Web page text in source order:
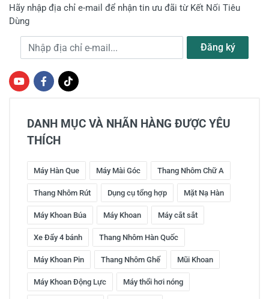
Hãy nhập địa chỉ e-mail để nhận tin ưu đãi từ Kết Nối Tiêu
Dùng
Địa chỉ e-mail Đăng ký
DANH MỤC VÀ NHÃN HÀNG ĐƯỢC YÊU
THÍCH
Máy Hàn Que Máy Mài Góc Thang Nhôm Chữ A
Thang Nhôm Rút Dụng cụ tổng hợp Mặt Nạ Hàn
Máy Khoan Búa Máy Khoan Máy cắt sắt
Xe Đẩy 4 bánh Thang Nhôm Hàn Quốc
Máy Khoan Pin Thang Nhôm Ghế Mũi Khoan
Máy Khoan Động Lực Máy thổi hơi nóng